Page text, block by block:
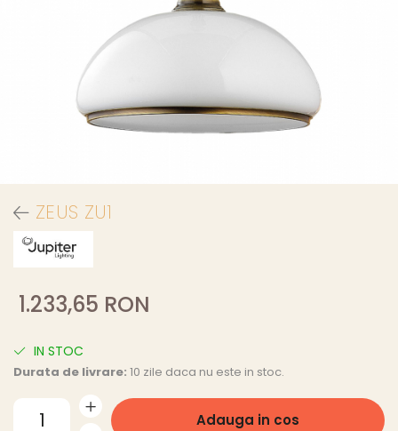
ZEUS ZU1
1.233,65 RON
IN STOC
Durata de livrare: 10 zile daca nu este in stoc.
Adauga in cos